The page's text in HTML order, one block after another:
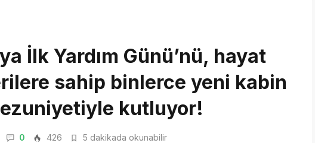
İlk Yardım Günü’nü, hayat
sahip binlerce yeni kabin
kutluyor!
0 426 5 dakikada okunabilir